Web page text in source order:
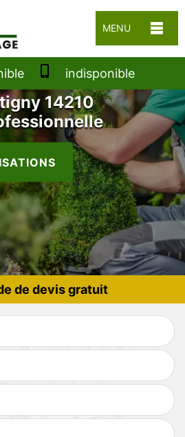
MENU
indisponible
14210
de devis gratuit